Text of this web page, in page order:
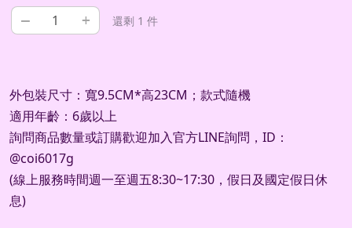
– + 還剩 1 件
外包裝尺寸：寬9.5CM*高23CM；款式隨機
適用年齡：6歲以上
詢問商品數量或訂購歡迎加入官方LINE詢問，ID：
@coi6017g
(線上服務時間週一至週五8:30~17:30，假日及國定假日休
息)